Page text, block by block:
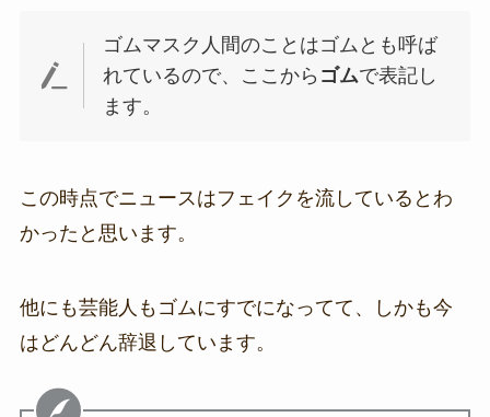
ゴムマスク人間のことはゴムとも呼ば
れているので、ここから ゴムで表記し
ます。
この時点でニュースはフェイクを流しているとわ
かったと思います。
他にも芸能人もゴムにすでになってて、しかも今
はどんどん辞退しています。